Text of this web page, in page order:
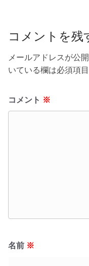
コメントを残
メールアドレスが公
いている欄は必須項
コメント ※
名前 ※